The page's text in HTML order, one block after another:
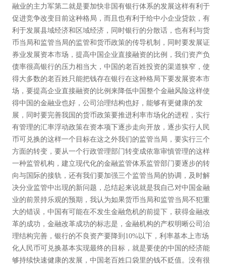
融业的主力军第二就是要加快非国有银行体系的发展这样有利于
促进竞争改变目前这种格局，而且也有利于给中小企业贷款，有
利于发展县域经济和区域经济，同时银行的分散话，也有利与货
币当局和监管当局的监管和货币政策的传导机制，同时要发展证
券业发展资本市场，提高中国企业直接融资的比例，我们资产负
债率很高银行的压力相当大，中国的老百姓投资的渠道狭窄，使
得大多数的老百姓只能把钱存在银行在这种格局下要发展资本市
场，要提高企业直接融资的比例来降低中国整个金融风险这样使
得中国的金融业也好，公司治理结构也好，能够有更健康的发
展，同时要完善我国的货币政策要推进利率市场化的进程，实行
有管理的汇率浮动政策在资本项下逐步走向开放，逐步实行人民
币可兑换的这样一个目标在这之外我们的监管当局，要实行三个
方面的转变，要从一个行政管理部门转变成依靠审慎管理的这样
一种监管机构，建立现代化的金融监管体系监管部门要逐步的转
向与国际的接轨，还有我们要加强三个监管当局的协调，及时解
决分业监管中出现的新问题，总结起来说就是我自己对中国金融
业的前景持乐观的预期，我认为如果货币当局和监管当局不犯重
大的错误，中国有可能在不发生金融危机的前提下，获得金融改
革的成功，金融改革成功的标志是，金融机构的产权明晰公司治
理结构完善，银行的不良资产要降到10%以下，利率基本上市场
化人民币可兑换基本实现最终的目标，就是要使的中国的经济能
够持续快速健康的发展，中国老百姓口袋里的钱不贬值。没有很